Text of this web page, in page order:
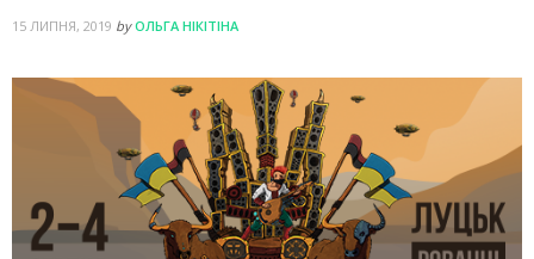
15 ЛИПНЯ, 2019 by ОЛЬГА НІКІТІНА